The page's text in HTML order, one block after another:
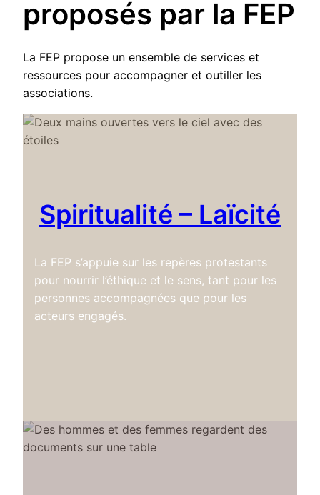
proposés par la FEP
La FEP propose un ensemble de services et
ressources pour accompagner et outiller les
associations.
Spiritualité – Laïcité
La FEP s’appuie sur les repères protestants
pour nourrir l’éthique et le sens, tant pour les
personnes accompagnées que pour les
acteurs engagés.